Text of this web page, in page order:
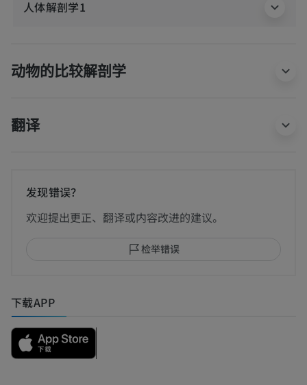
人体解剖学1
动物的比较解剖学
翻译
发现错误？
欢迎提出更正、翻译或内容改进的建议。
检举错误
下载APP